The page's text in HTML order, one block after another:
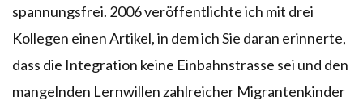
spannungsfrei. 2006 veröffentlichte ich mit drei
Kollegen einen Artikel, in dem ich Sie daran erinnerte,
dass die Integration keine Einbahnstrasse sei und den
mangelnden Lernwillen zahlreicher Migrantenkinder